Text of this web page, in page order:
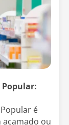
é
ou